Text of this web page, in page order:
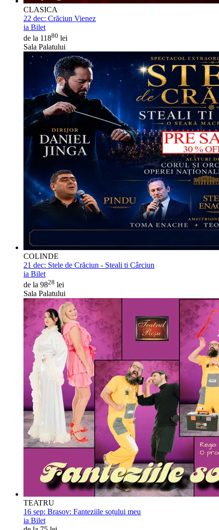
CLASICA
22 dec: Crăciun Vienez
ia Bilet
de la 11880 lei
Sala Palatului
COLINDE
21 dec: Stele de Crăciun - Steali ti Cârciun
ia Bilet
de la 9828 lei
Sala Palatului
TEATRU
16 sep: Brasov: Fanteziile soțului meu
ia Bilet